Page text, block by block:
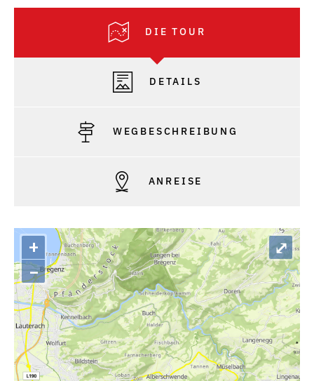
DIE TOUR
DETAILS
WEGBESCHREIBUNG
ANREISE
+
–
⤢